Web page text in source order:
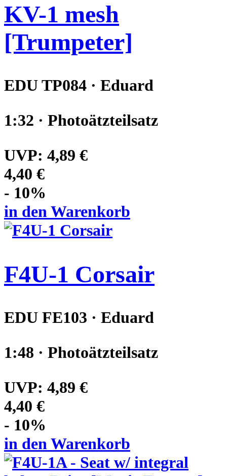
KV-1 mesh
[Trumpeter]
EDU TP084 · Eduard
1:32 · Photoätzteilsatz
UVP: 4,89 €
4,40 €
- 10%
in den Warenkorb
F4U-1 Corsair
EDU FE103 · Eduard
1:48 · Photoätzteilsatz
UVP: 4,89 €
4,40 €
- 10%
in den Warenkorb